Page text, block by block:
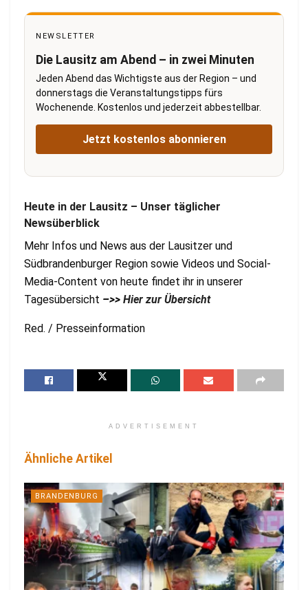
NEWSLETTER
Die Lausitz am Abend – in zwei Minuten
Jeden Abend das Wichtigste aus der Region – und
donnerstags die Veranstaltungstipps fürs
Wochenende. Kostenlos und jederzeit abbestellbar.
Jetzt kostenlos abonnieren
Heute in der Lausitz – Unser täglicher
Newsüberblick
Mehr Infos und News aus der Lausitzer und
Südbrandenburger Region sowie Videos und Social-
Media-Content von heute findet ihr in unserer
Tagesübersicht –>> Hier zur Übersicht
Red. / Presseinformation
ADVERTISEMENT
Ähnliche Artikel
BRANDENBURG